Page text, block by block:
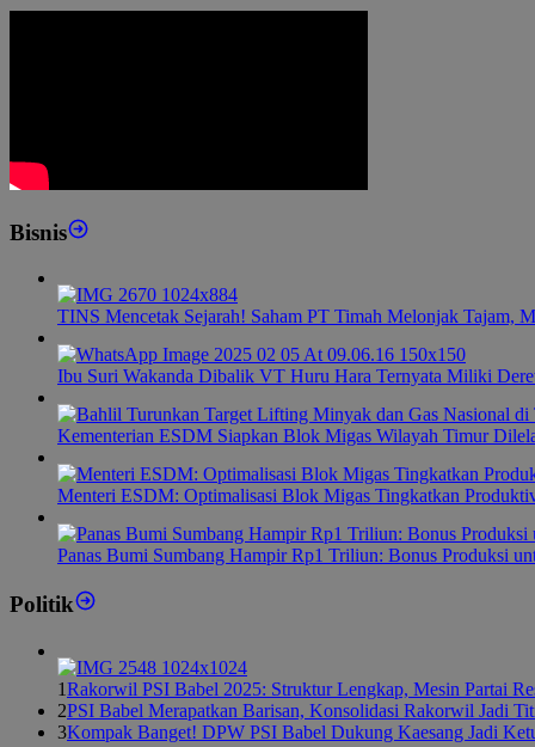
Bisnis
TINS Mencetak Sejarah! Saham PT Timah Melonjak Tajam,
Ibu Suri Wakanda Dibalik VT Huru Hara Ternyata Miliki
Kementerian ESDM Siapkan Blok Migas Wilayah Timur
Menteri ESDM: Optimalisasi Blok Migas Tingkatkan
Panas Bumi Sumbang Hampir Rp1 Triliun: Bonus Produksi
Politik
1Rakorwil PSI Babel 2025: Struktur Lengkap, Mesin Partai
2PSI Babel Merapatkan Barisan, Konsolidasi Rakorwil Jadi
3Kompak Banget! DPW PSI Babel Dukung Kaesang Jadi